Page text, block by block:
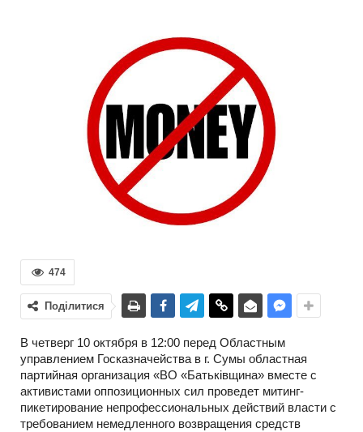
474
Поділитися
В четверг 10 октября в 12:00 перед Областным
управлением Госказначейства в г. Сумы областная
партийная организация «ВО «Батьківщина» вместе с
активистами оппозиционных сил проведет митинг-
пикетирование непрофессиональных действий власти с
требованием немедленного возвращения средств